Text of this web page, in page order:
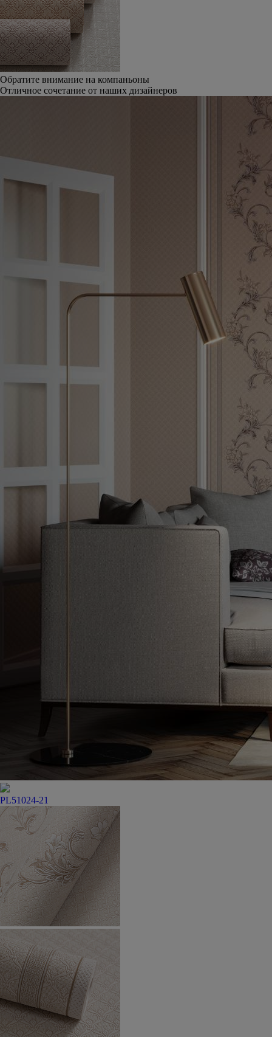
Обратите внимание на компаньоны
Отличное сочетание от наших дизайнеров
PL51024-21